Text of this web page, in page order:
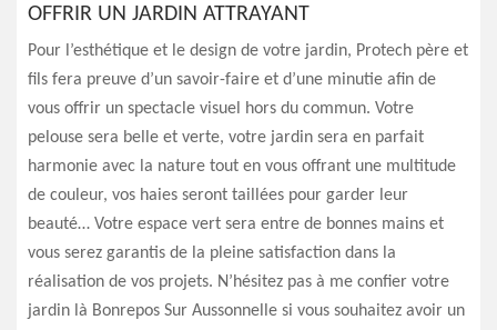
OFFRIR UN JARDIN ATTRAYANT
Pour l’esthétique et le design de votre jardin, Protech père et
fils fera preuve d’un savoir-faire et d’une minutie afin de
vous offrir un spectacle visuel hors du commun. Votre
pelouse sera belle et verte, votre jardin sera en parfait
harmonie avec la nature tout en vous offrant une multitude
de couleur, vos haies seront taillées pour garder leur
beauté… Votre espace vert sera entre de bonnes mains et
vous serez garantis de la pleine satisfaction dans la
réalisation de vos projets. N’hésitez pas à me confier votre
jardin là Bonrepos Sur Aussonnelle si vous souhaitez avoir un